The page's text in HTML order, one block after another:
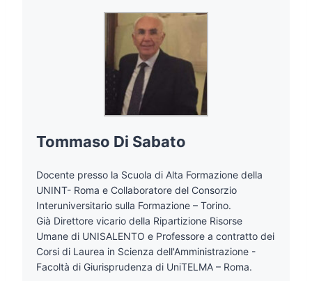
Tommaso Di Sabato
Docente presso la Scuola di Alta Formazione della
UNINT- Roma e Collaboratore del Consorzio
Interuniversitario sulla Formazione – Torino.
Già Direttore vicario della Ripartizione Risorse
Umane di UNISALENTO e Professore a contratto dei
Corsi di Laurea in Scienza dell'Amministrazione -
Facoltà di Giurisprudenza di UniTELMA – Roma.